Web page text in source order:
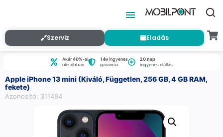
Szerviz Eladás
Akár40%-al
olcsóbban
1 évingyenes
garancia
20 nap
ingyenes elállás
Apple iPhone 13 mini (Kiváló, Független, 256 GB, 4 GB RAM,
fekete)
Azonosító: 311484